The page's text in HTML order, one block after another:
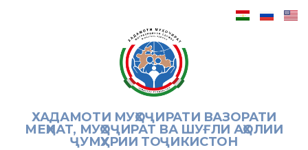
ХАДАМОТИ МУҲОҶИРАТИ ВАЗОРАТИ
МЕҲНАТ, МУҲОҶИРАТ ВА ШУҒЛИ АҲОЛИИ
ҶУМҲУРИИ ТОҶИКИСТОН